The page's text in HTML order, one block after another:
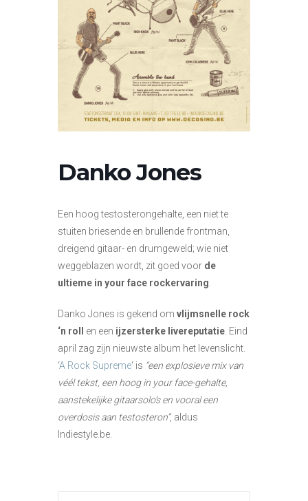
Danko Jones
Een hoog testosterongehalte, een niet te
stuiten briesende en brullende frontman,
dreigend gitaar- en drumgeweld; wie niet
weggeblazen wordt, zit goed voor de
ultieme in your face rockervaring
Danko Jones is gekend om vlijmsnelle rock
‘n roll en een ijzersterke livereputatie . Eind
april zag zijn nieuwste album het levenslicht.
‘A Rock Supreme‘ is “een explosieve mix van
véél tekst, een hoog in your face-gehalte,
aanstekelijke gitaarsolo’s en vooral een
overdosis aan testosteron”, aldus
Indiestyle.be.